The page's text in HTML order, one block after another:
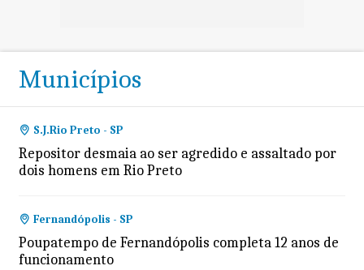
Municípios
S.J.Rio Preto - SP
Repositor desmaia ao ser agredido e assaltado por
dois homens em Rio Preto
Fernandópolis - SP
Poupatempo de Fernandópolis completa 12 anos de
funcionamento